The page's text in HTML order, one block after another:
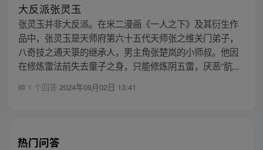
大反派张灵玉
张灵玉并非大反派。在米二漫画《一人之下》及其衍生作
品中，张灵玉是天师府第六十五代天师张之维关门弟子，
八奇技之通天箓的继承人，男主角张楚岚的小师叔。他因
在修炼雷法前失去童子之身，只能修炼阴五雷，厌恶“肮...
1 个回答 2024年09月02日 13:41
热门问答